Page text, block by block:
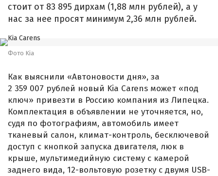
стоит от 83 895 дирхам (1,88 млн рублей), а у
нас за нее просят минимум 2,36 млн рублей.
Фото Kia
Как выяснили «Автоновости дня», за
2 359 007 рублей новый Kia Carens может «под
ключ» привезти в Россию компания из Липецка.
Комплектация в объявлении не уточняется, но,
судя по фотографиям, автомобиль имеет
тканевый салон, климат-контроль, бесключевой
доступ с кнопкой запуска двигателя, люк в
крыше, мультимедийную систему с камерой
заднего вида, 12-вольтовую розетку с двумя USB-